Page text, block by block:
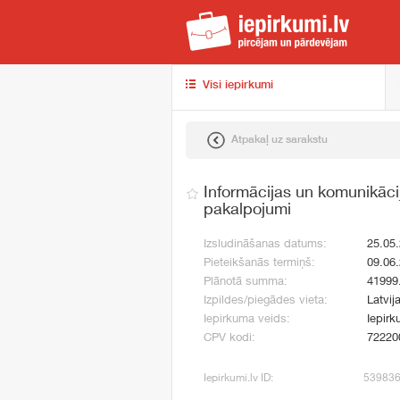
Visi iepirkumi
Atpakaļ uz sarakstu
Informācijas un
pakalpojumi
Izsludināšanas datums:
Pieteikšanās termiņš:
Plānotā summa:
Izpildes/piegādes vieta:
Iepirkuma veids:
CPV kodi:
Iepirkumi.lv ID: